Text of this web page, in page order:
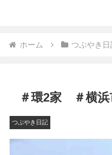
ホーム つぶやき日
＃環2家 ＃横
つぶやき日記